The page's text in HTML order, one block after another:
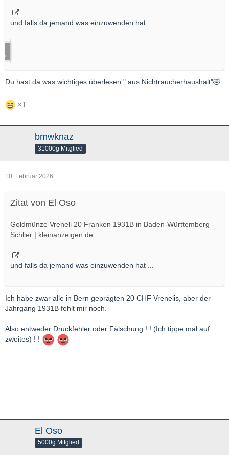
und falls da jemand was einzuwenden hat ...
Du hast da was wichtiges überlesen:" aus Nichtraucherhaushalt"🤣
1
bmwknaz
31000g Mitglied
10. Februar 2026
Zitat von El Oso
Goldmünze Vreneli 20 Franken 1931B in Baden-Württemberg -
Schlier | kleinanzeigen.de
und falls da jemand was einzuwenden hat ...
Ich habe zwar alle in Bern geprägten 20 CHF Vrenelis, aber der
Jahrgang 1931B fehlt mir noch.
Also entweder Druckfehler oder Fälschung ! ! (Ich tippe mal auf
zweites) ! !
El Oso
5000g Mitglied